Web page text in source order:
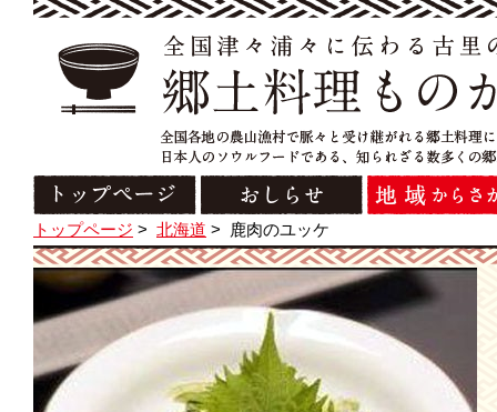
トップページ > 北海道 > 鹿肉のユッケ